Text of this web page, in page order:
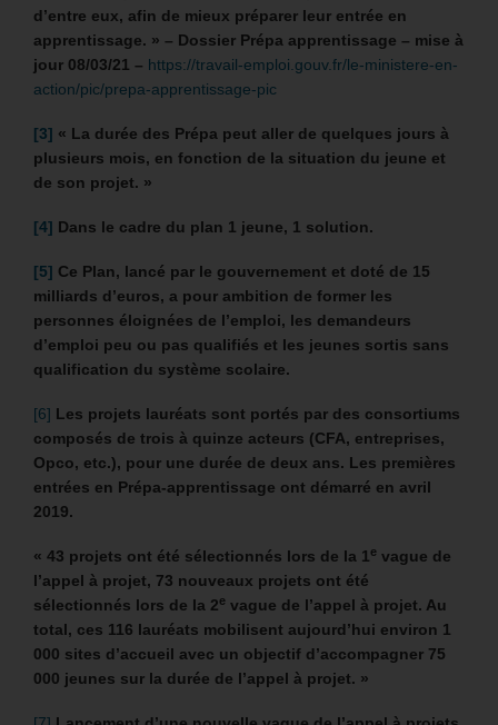
d’entre eux, afin de mieux préparer leur entrée en
apprentissage. » – Dossier Prépa apprentissage – mise à
jour 08/03/21 – https://travail-emploi.gouv.fr/le-ministere-en-
action/pic/prepa-apprentissage-pic
[3] « La durée des Prépa peut aller de quelques jours à
plusieurs mois, en fonction de la situation du jeune et
de son projet. »
[4] Dans le cadre du plan 1 jeune, 1 solution.
[5] Ce Plan, lancé par le gouvernement et doté de 15
milliards d’euros, a pour ambition de former les
personnes éloignées de l’emploi, les demandeurs
d’emploi peu ou pas qualifiés et les jeunes sortis sans
qualification du système scolaire.
[6] Les projets lauréats sont portés par des consortiums
composés de trois à quinze acteurs (CFA, entreprises,
Opco, etc.), pour une durée de deux ans. Les premières
entrées en Prépa-apprentissage ont démarré en avril
2019.
« 43 projets ont été sélectionnés lors de la 1 e vague de
l’appel à projet, 73 nouveaux projets ont été
sélectionnés lors de la 2e vague de l’appel à projet. Au
total, ces 116 lauréats mobilisent aujourd’hui environ 1
000 sites d’accueil avec un objectif d’accompagner 75
000 jeunes sur la durée de l’appel à projet. »